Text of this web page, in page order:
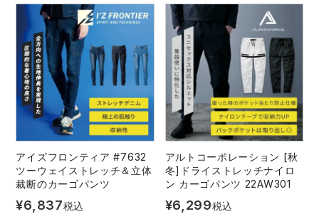
アイズフロンティア #7632
ツーウェイストレッチ＆立体
裁断のカーゴパンツ
¥6,837税込
アルトコーポレーション [秋
冬]ドライストレッチナイロ
ン カーゴパンツ 22AW301
¥6,299税込